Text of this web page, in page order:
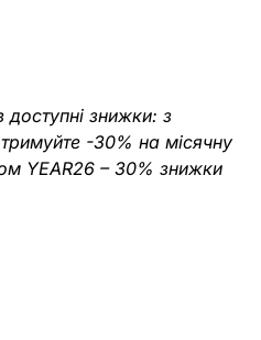
знижки: з
-30% на місячну
YEAR26 – 30% знижки